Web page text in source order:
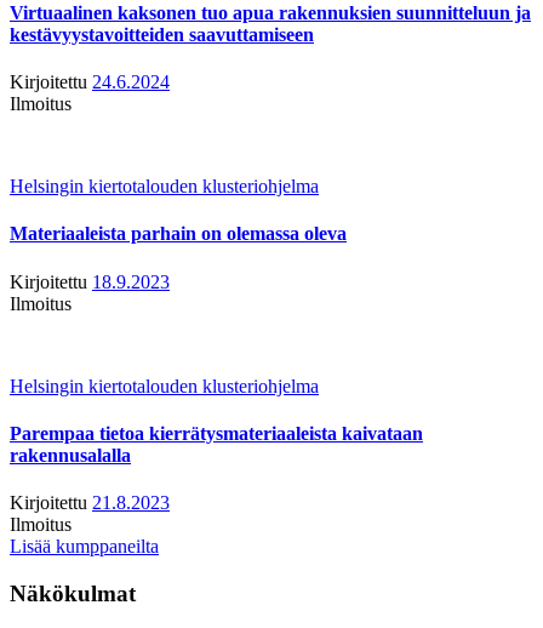
Virtuaalinen kaksonen tuo apua rakennuksien suunnitteluun ja
kestävyystavoitteiden saavuttamiseen
Kirjoitettu 24.6.2024
Ilmoitus
Helsingin kiertotalouden klusteriohjelma
Materiaaleista parhain on olemassa oleva
Kirjoitettu 18.9.2023
Ilmoitus
Helsingin kiertotalouden klusteriohjelma
Parempaa tietoa kierrätysmateriaaleista kaivataan
rakennusalalla
Kirjoitettu 21.8.2023
Ilmoitus
Lisää kumppaneilta
Näkökulmat